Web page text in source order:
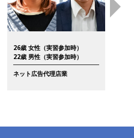
26歳 女性（実習参加時）
22歳 男性（実習参加時）
ネット広告代理店業